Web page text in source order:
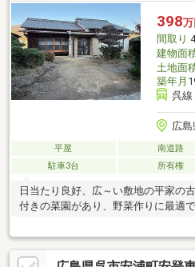
398万
間取り
建物面
土地面
築年月
呉線
広
平屋 南道路
駐車3台
所有権
日当たり良好、広～い敷地の平家の
付きの菜園があり、野菜作りに最適